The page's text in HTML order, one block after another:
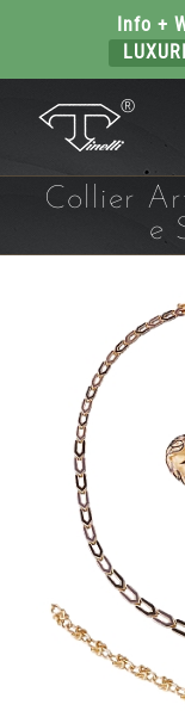
Info +
contenuto
Collier
e